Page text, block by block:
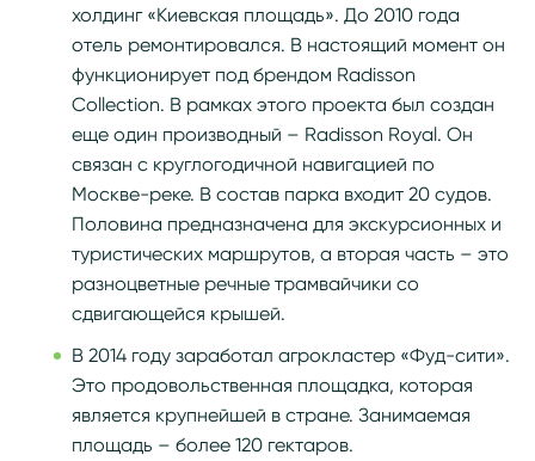
холдинг «Киевская площадь». До 2010 года
отель ремонтировался. В настоящий момент он
функционирует под брендом Radisson
Collection. В рамках этого проекта был создан
еще один производный – Radisson Royal. Он
связан с круглогодичной навигацией по
Москве-реке. В состав парка входит 20 судов.
Половина предназначена для экскурсионных и
туристических маршрутов, а вторая часть – это
разноцветные речные трамвайчики со
сдвигающейся крышей.
В 2014 году заработал агрокластер «Фуд-сити».
Это продовольственная площадка, которая
является крупнейшей в стране. Занимаемая
площадь – более 120 гектаров.